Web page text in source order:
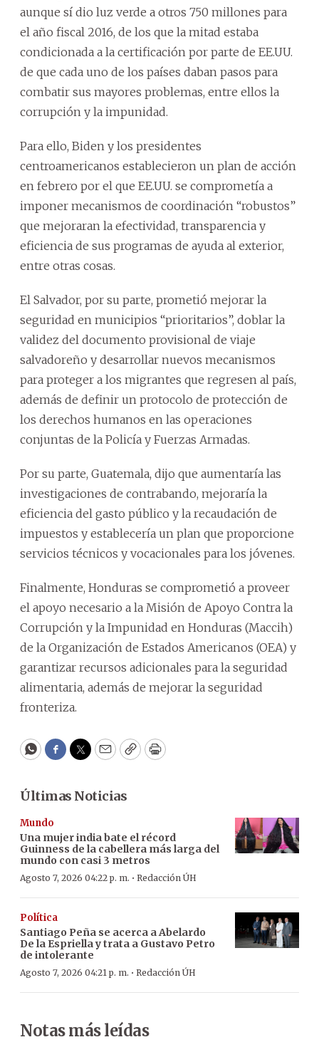
aunque sí dio luz verde a otros 750 millones para
el año fiscal 2016, de los que la mitad estaba
condicionada a la certificación por parte de EE.UU.
de que cada uno de los países daban pasos para
combatir sus mayores problemas, entre ellos la
corrupción y la impunidad.
Para ello, Biden y los presidentes
centroamericanos establecieron un plan de acción
en febrero por el que EE.UU. se comprometía a
imponer mecanismos de coordinación “robustos”
que mejoraran la efectividad, transparencia y
eficiencia de sus programas de ayuda al exterior,
entre otras cosas.
El Salvador, por su parte, prometió mejorar la
seguridad en municipios “prioritarios”, doblar la
validez del documento provisional de viaje
salvadoreño y desarrollar nuevos mecanismos
para proteger a los migrantes que regresen al país,
además de definir un protocolo de protección de
los derechos humanos en las operaciones
conjuntas de la Policía y Fuerzas Armadas.
Por su parte, Guatemala, dijo que aumentaría las
investigaciones de contrabando, mejoraría la
eficiencia del gasto público y la recaudación de
impuestos y establecería un plan que proporcione
servicios técnicos y vocacionales para los jóvenes.
Finalmente, Honduras se comprometió a proveer
el apoyo necesario a la Misión de Apoyo Contra la
Corrupción y la Impunidad en Honduras (Maccih)
de la Organización de Estados Americanos (OEA) y
garantizar recursos adicionales para la seguridad
alimentaria, además de mejorar la seguridad
fronteriza.
WhatsApp
Facebook
Twitter
EmailCopyPrint
Últimas Noticias
Mundo
Una mujer india bate el récord
Guinness de la cabellera más larga del
mundo con casi 3 metros
Agosto 7, 2026 04:22 p. m. · Redacción ÚH
Política
Santiago Peña se acerca a Abelardo
De la Espriella y trata a Gustavo Petro
de intolerante
Agosto 7, 2026 04:21 p. m. · Redacción ÚH
Notas más leídas